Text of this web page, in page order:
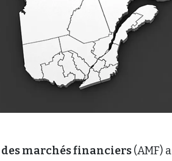
marchés financiers(AMF) a